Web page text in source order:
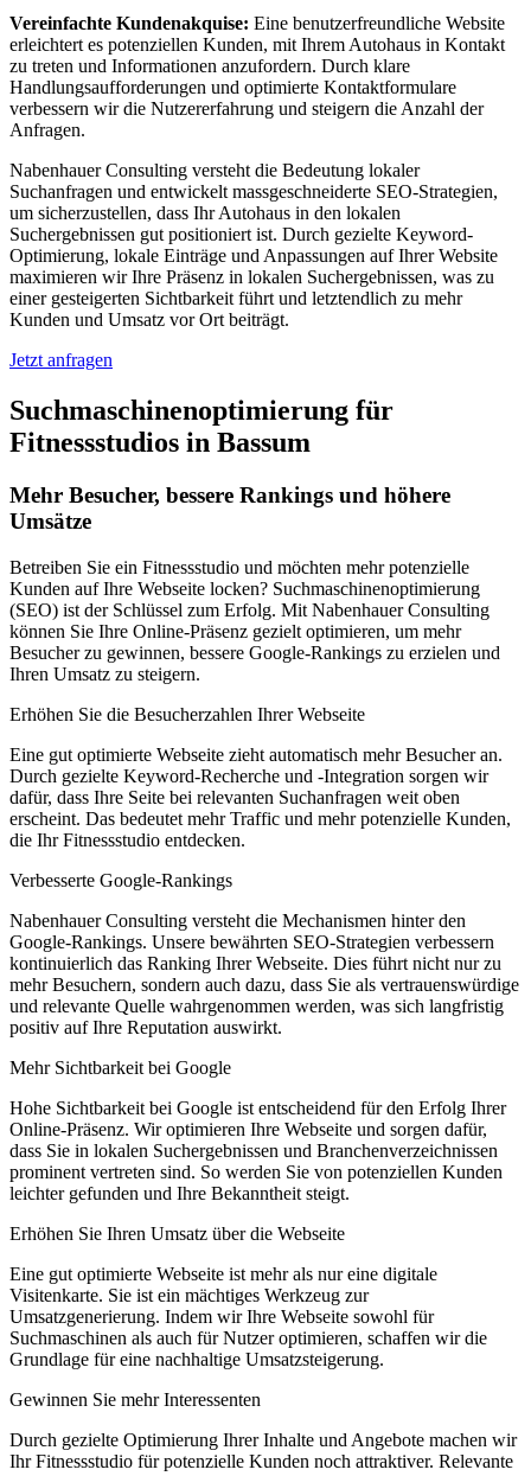
Vereinfachte Kundenakquise: Eine benutzerfreundliche Website
erleichtert es potenziellen Kunden, mit Ihrem Autohaus in Kontakt
zu treten und Informationen anzufordern. Durch klare
Handlungsaufforderungen und optimierte Kontaktformulare
verbessern wir die Nutzererfahrung und steigern die Anzahl der
Anfragen.
Nabenhauer Consulting versteht die Bedeutung lokaler
Suchanfragen und entwickelt massgeschneiderte SEO-Strategien,
um sicherzustellen, dass Ihr Autohaus in den lokalen
Suchergebnissen gut positioniert ist. Durch gezielte Keyword-
Optimierung, lokale Einträge und Anpassungen auf Ihrer Website
maximieren wir Ihre Präsenz in lokalen Suchergebnissen, was zu
einer gesteigerten Sichtbarkeit führt und letztendlich zu mehr
Kunden und Umsatz vor Ort beiträgt.
Jetzt anfragen
Suchmaschinenoptimierung für
Fitnessstudios in Bassum
Mehr Besucher, bessere Rankings und höhere
Umsätze
Betreiben Sie ein Fitnessstudio und möchten mehr potenzielle
Kunden auf Ihre Webseite locken? Suchmaschinenoptimierung
(SEO) ist der Schlüssel zum Erfolg. Mit Nabenhauer Consulting
können Sie Ihre Online-Präsenz gezielt optimieren, um mehr
Besucher zu gewinnen, bessere Google-Rankings zu erzielen und
Ihren Umsatz zu steigern.
Erhöhen Sie die Besucherzahlen Ihrer Webseite
Eine gut optimierte Webseite zieht automatisch mehr Besucher an.
Durch gezielte Keyword-Recherche und -Integration sorgen wir
dafür, dass Ihre Seite bei relevanten Suchanfragen weit oben
erscheint. Das bedeutet mehr Traffic und mehr potenzielle Kunden,
die Ihr Fitnessstudio entdecken.
Verbesserte Google-Rankings
Nabenhauer Consulting versteht die Mechanismen hinter den
Google-Rankings. Unsere bewährten SEO-Strategien verbessern
kontinuierlich das Ranking Ihrer Webseite. Dies führt nicht nur zu
mehr Besuchern, sondern auch dazu, dass Sie als vertrauenswürdige
und relevante Quelle wahrgenommen werden, was sich langfristig
positiv auf Ihre Reputation auswirkt.
Mehr Sichtbarkeit bei Google
Hohe Sichtbarkeit bei Google ist entscheidend für den Erfolg Ihrer
Online-Präsenz. Wir optimieren Ihre Webseite und sorgen dafür,
dass Sie in lokalen Suchergebnissen und Branchenverzeichnissen
prominent vertreten sind. So werden Sie von potenziellen Kunden
leichter gefunden und Ihre Bekanntheit steigt.
Erhöhen Sie Ihren Umsatz über die Webseite
Eine gut optimierte Webseite ist mehr als nur eine digitale
Visitenkarte. Sie ist ein mächtiges Werkzeug zur
Umsatzgenerierung. Indem wir Ihre Webseite sowohl für
Suchmaschinen als auch für Nutzer optimieren, schaffen wir die
Grundlage für eine nachhaltige Umsatzsteigerung.
Gewinnen Sie mehr Interessenten
Durch gezielte Optimierung Ihrer Inhalte und Angebote machen wir
Ihr Fitnessstudio für potenzielle Kunden noch attraktiver. Relevante